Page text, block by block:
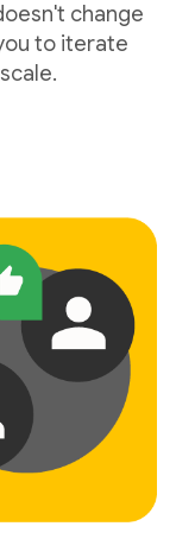
change
to iterate